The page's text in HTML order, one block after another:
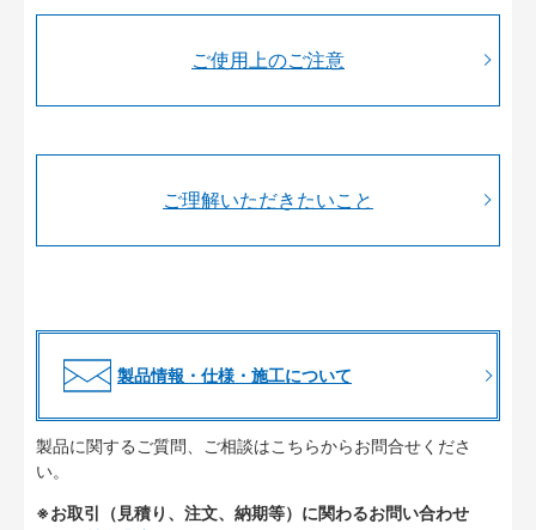
ご使用上のご注意
ご理解いただきたいこと
製品情報・仕様・施工について
製品に関するご質問、ご相談はこちらからお問合せくださ
い。
※お取引（見積り、注文、納期等）に関わるお問い合わせ